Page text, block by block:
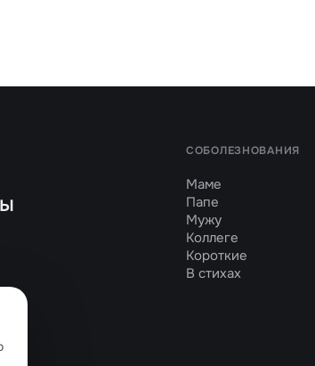
СОБОЛЕЗНОВАНИЯ
Маме
Папе
Мужу
Коллеге
Короткие
В стихах